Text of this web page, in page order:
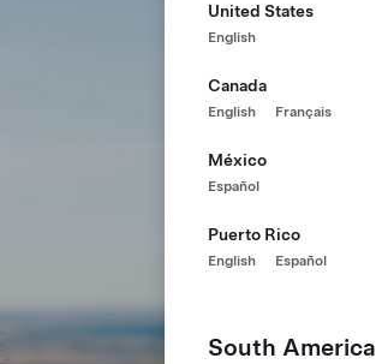
United States
English
Canada
English Français
México
Español
Puerto Rico
English Español
South America